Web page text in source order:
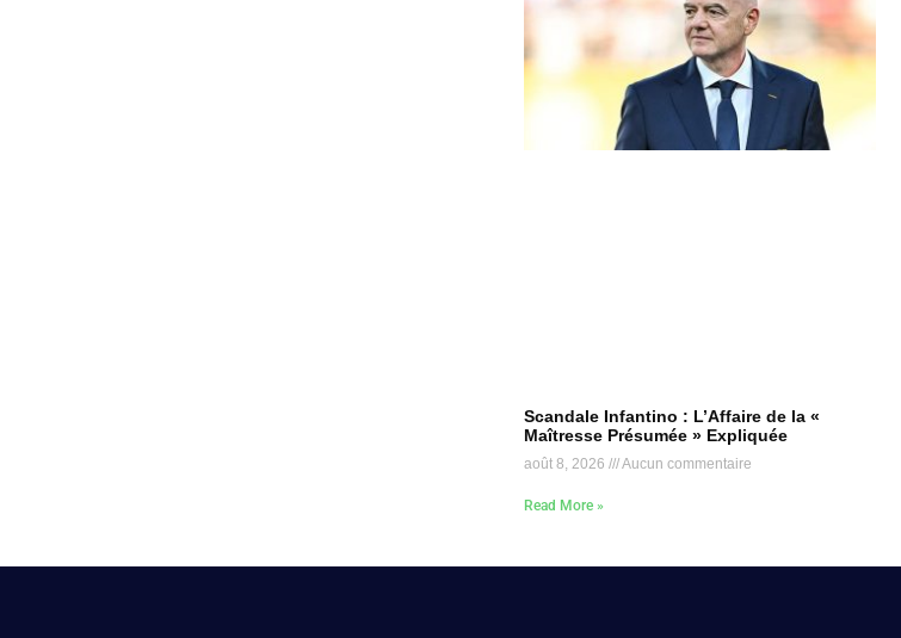
Scandale Infantino : L’Affaire de la «
Maîtresse Présumée » Expliquée
août 8, 2026 Aucun commentaire
Read More »